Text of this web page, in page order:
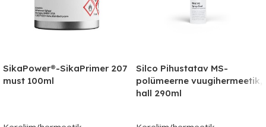
SikaPower®-SikaPrimer 207
must 100ml
Silco Pihustatav MS-
polümeerne vuugihermeetik,
hall 290ml